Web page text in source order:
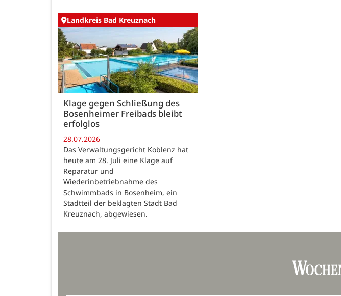
Landkreis Bad Kreuznach
Klage gegen Schließung des
Bosenheimer Freibads bleibt
erfolglos
28.07.2026
Das Verwaltungsgericht Koblenz hat
heute am 28. Juli eine Klage auf
Reparatur und
Wiederinbetriebnahme des
Schwimmbads in Bosenheim, ein
Stadtteil der beklagten Stadt Bad
Kreuznach, abgewiesen.